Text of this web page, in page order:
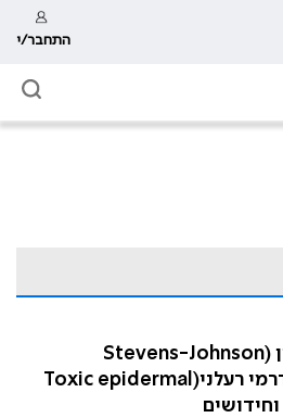
התחבר/י
תסמונת סטיבנס-ג'ונסון (Stevens-Johnson
syndrome) ונמק אפידרמי רעלני(Toxic epidermal